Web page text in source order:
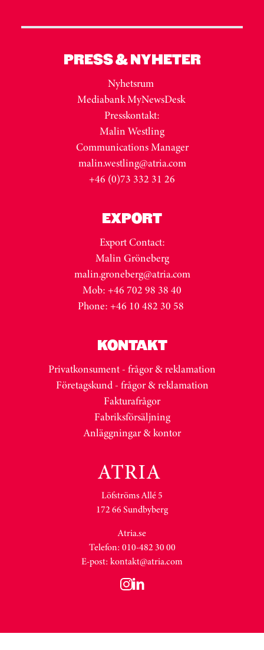
PRESS & NYHETER
Nyhetsrum
Mediabank MyNewsDesk
Presskontakt:
Malin Westling
Communications Manager
malin.westling@atria.com
+46 (0)73 332 31 26
EXPORT
Export Contact:
Malin Gröneberg
malin.groneberg@atria.com
Mob: +46 702 98 38 40
Phone: +46 10 482 30 58
KONTAKT
Privatkonsument - frågor & reklamation
Företagskund - frågor & reklamation
Fakturafrågor
Fabriksförsäljning
Anläggningar & kontor
Löfströms Allé 5
172 66 Sundbyberg
Atria.se
Telefon: 010-482 30 00
E-post: kontakt@atria.com